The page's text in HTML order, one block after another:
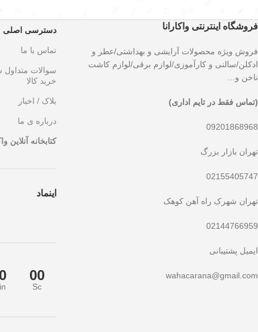
فروشگاه اینترنتی واکارانا
فروش ویژه محصولات آرایشی و بهداشتی/عطر و
ادکلن/سالنی و کارآموزی/لوازم برقی/لوازم کاشت
ناخن و…
(تماس فقط در تایم اداری)
09201868968
تهران بازار بزرگ
02155405747
تهران شهرک راه آهن کوهک
02144766959
ایمیل پشتیبانی
wahacarana@gmail.com
دسترسی اصلی
تماس با ما
سوالات
خرید کالا
بلاک / اخبار
درباره ی ما
کتابخانه آنلاین
اینماد
00
Sc
تخفیف ویژه صرفاً مختص خریدهای امروز است. برای دریافت